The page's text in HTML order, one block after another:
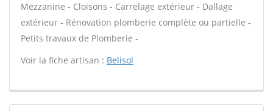
Mezzanine - Cloisons - Carrelage extérieur - Dallage
extérieur - Rénovation plomberie complète ou partielle -
Petits travaux de Plomberie -
Voir la fiche artisan : Belisol